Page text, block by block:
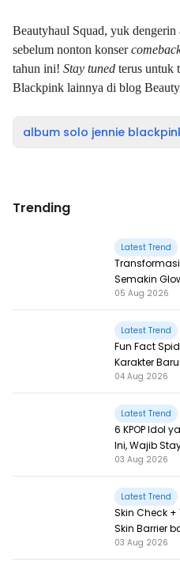
Beautyhaul Squad, yuk dengerin
sebelum nonton konser
tahun ini! Stay tuned terus untuk
Blackpink lainnya di blog
album solo jennie
Trending
Latest Trend
Semakin
05 Aug 2026
Latest Trend
Fun Fact Spider-Man Brand New Day:
Karakter
04 Aug 2026
Latest Trend
6 KPOP Idol
Ini, Wajib
03 Aug 2026
Latest Trend
Skin Check
Skin Barrier
03 Aug 2026